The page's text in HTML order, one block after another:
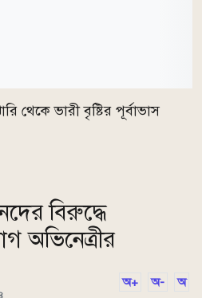
থেকে ভারী বৃষ্টির পূর্বাভাস
বিরুদ্ধে
অভিনেত্রীর
অ+ অ- অ